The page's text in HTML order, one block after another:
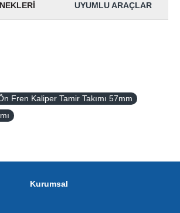
UYUMLU ARAÇLAR
Fren Kaliper Tamir Takımı 57mm
Kurumsal